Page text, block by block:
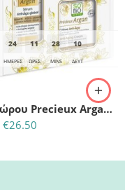
24
ΗΜΈΡΕΣ
11
ΩΡΕΣ
28
MINS
09
ΔΕΥΤ
Σετ Δώρου Precieux Argan – So BIO Etic (50ml κρέμα προσώπου + 30ml ορός προσώπου)
€26.50